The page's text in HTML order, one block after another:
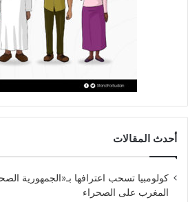
أحدث المقالات
كولومبيا تسحب اعترافها بـ«الجمهورية
المغرب على الصحراء